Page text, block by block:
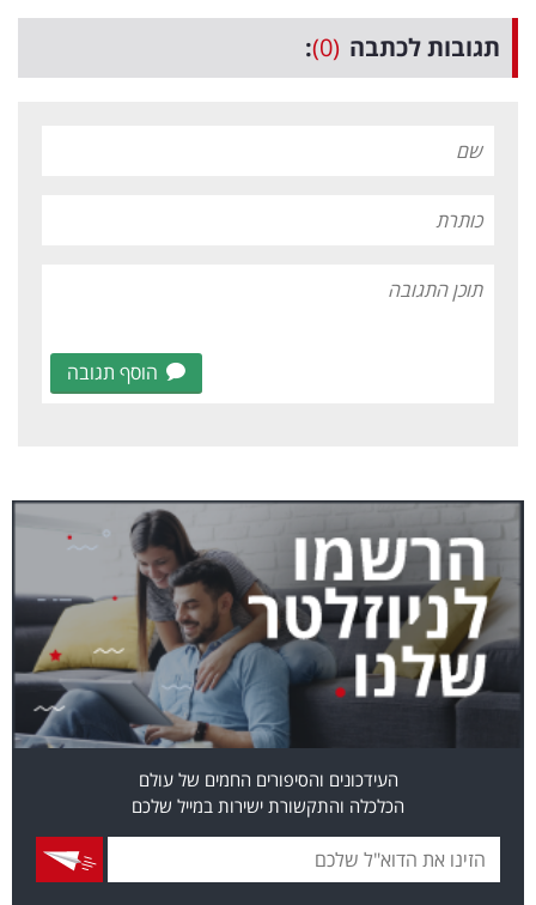
תגובות לכתבה (0)
:
הוסף תגובה
העידכונים והסיפורים החמים של עולם
הכלכלה והתקשורת ישירות במייל שלכם